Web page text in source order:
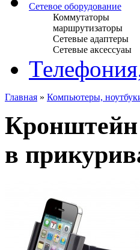
Сетевое оборудование
Коммутаторы
маршрутизаторы
Сетевые адаптеры
Сетевые аксессуаы
Главная » Компьютеры,
Кронштейн
в